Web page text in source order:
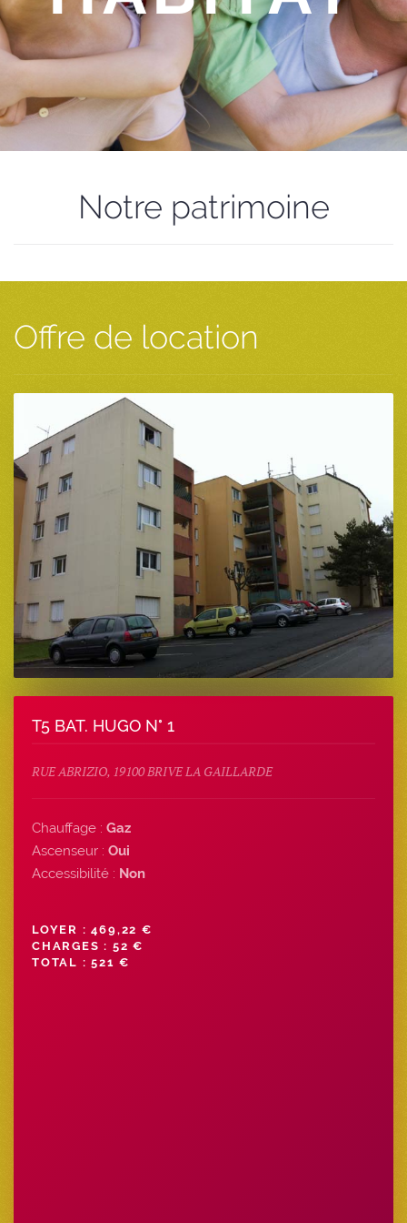
Notre patrimoine
Offre de location
T5 BAT. HUGO N° 1
RUE ABRIZIO, 19100 BRIVE LA GAILLARDE
Chauffage : Gaz
Ascenseur : Oui
Accessibilité : Non
LOYER : 469,22 €
CHARGES : 52 €
TOTAL : 521 €